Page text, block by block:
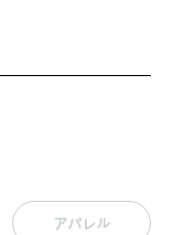
アパレル